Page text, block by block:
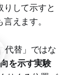
りして示すと
えます。
代替」ではな
を示す実験